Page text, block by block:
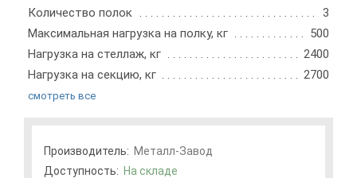
Количество полок
3
Максимальная нагрузка на полку, кг
500
Нагрузка на стеллаж, кг
2400
Нагрузка на секцию, кг
2700
смотреть все
Производитель: Металл-Завод
Доступность: На складе